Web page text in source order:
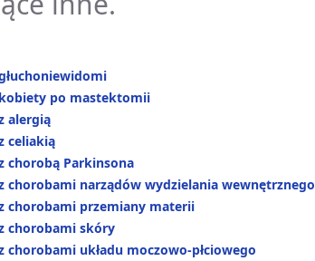
kobiety po mastektomii
alergią
celiakią
chorobą Parkinsona
chorobami narządów wydzielania wewnętrznego
chorobami przemiany materii
chorobami skóry
chorobami układu moczowo-płciowego